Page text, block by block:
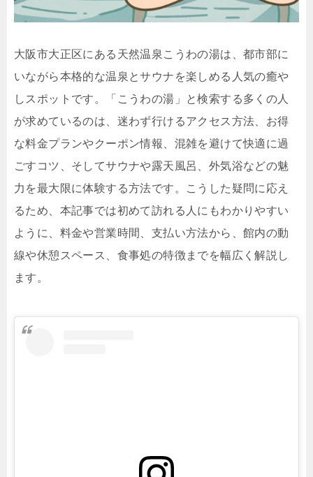
大阪市大正区にある天然温泉こうわの湯は、都市部に
いながら本格的な温泉とサウナを楽しめる人気の癒や
しスポットです。「こうわの湯」と検索する多くの人
が求めているのは、迷わず行けるアクセス方法、お得
な料金プランやクーポン情報、混雑を避けて快適に過
ごすコツ、そしてサウナや露天風呂、外気浴などの魅
力を最大限に体験する方法です。こうした疑問に応え
るため、本記事では初めて訪れる人にもわかりやすい
ように、料金や営業時間、支払い方法から、館内の動
線や休憩スペース、食事処の特徴までを幅広く解説し
ます。